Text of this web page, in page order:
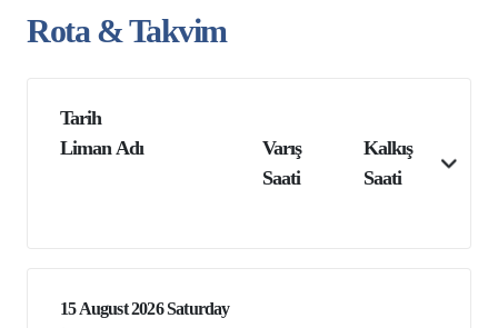
Rota & Takvim
Tarih
Liman Adı
Varış
Saati
Kalkış
Saati
15 August 2026 Saturday